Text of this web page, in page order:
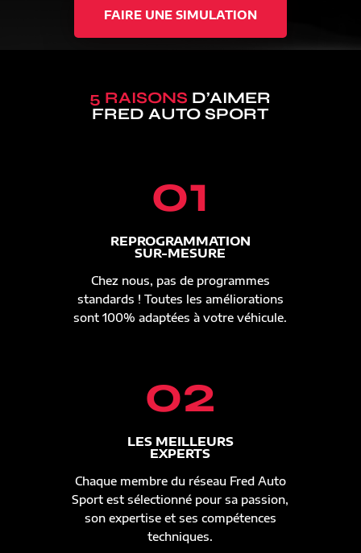
FAIRE UNE SIMULATION
5 RAISONS D’AIMER
FRED AUTO SPORT
01
REPROGRAMMATION
SUR-MESURE
Chez nous, pas de programmes
standards ! Toutes les améliorations
sont 100% adaptées à votre véhicule.
02
LES MEILLEURS
EXPERTS
Chaque membre du réseau Fred Auto
Sport est sélectionné pour sa passion,
son expertise et ses compétences
techniques.